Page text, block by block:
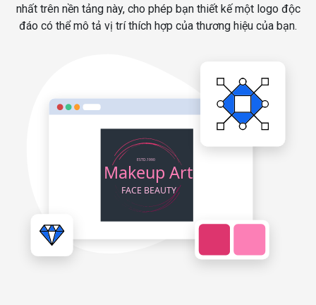
nhất trên nền tảng này, cho phép bạn thiết kế một logo độc
đáo có thể mô tả vị trí thích hợp của thương hiệu của bạn.